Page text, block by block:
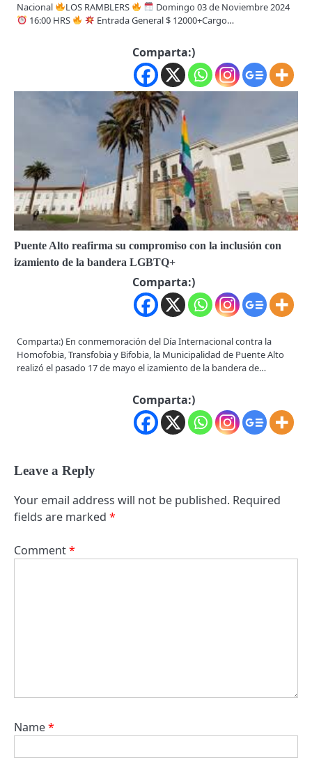
Nacional LOS RAMBLERS
Domingo 03 de Noviembre 2024
16:00 HRS
Entrada General $ 12000+Cargo…
Comparta:)
Puente Alto reafirma su compromiso con la inclusión con
izamiento de la bandera LGBTQ+
Comparta:)
Comparta:) En conmemoración del Día Internacional contra la
Homofobia, Transfobia y Bifobia, la Municipalidad de Puente Alto
realizó el pasado 17 de mayo el izamiento de la bandera de…
Comparta:)
Leave a Reply
Your email address will not be published. Required
fields are marked *
Comment*
Name*